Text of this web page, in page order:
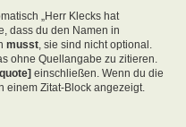
„Herr Klecks hat
dass du den Namen in
musst, sie sind nicht optional.
ohne Quellangabe zu zitieren.
einschließen. Wenn du die
einem Zitat-Block angezeigt.